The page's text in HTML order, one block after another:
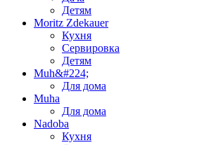
Детям
Moritz Zdekauer
Кухня
Сервировка
Детям
Muh&#224;
Для дома
Muha
Для дома
Nadoba
Кухня